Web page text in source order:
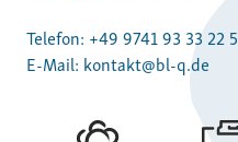
Telefon: +49 9741 93 33 22 5
E-Mail: kontakt@bl-q.de